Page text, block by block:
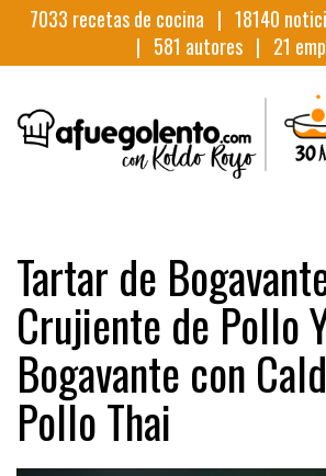
7033 recetas de cocina | 18140
| 581 autores | 21
Tartar de
Crujiente de Pollo
Bogavante con
Pollo Thai